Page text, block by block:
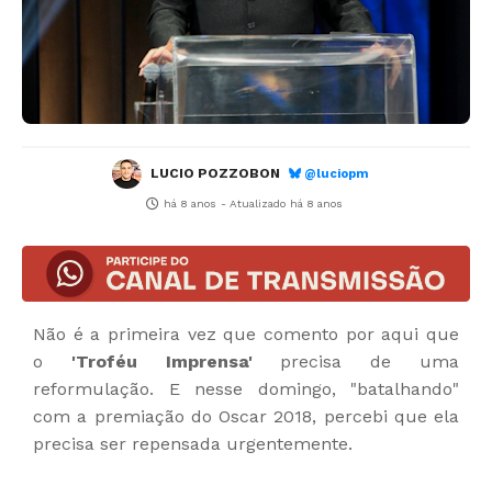
LUCIO POZZOBON @luciopm
há 8 anos - Atualizado há 8 anos
Não é a primeira vez que comento por aqui que
o 'Troféu Imprensa'precisa de uma
reformulação. E nesse domingo, "batalhando"
com a premiação do Oscar 2018, percebi que ela
precisa ser repensada urgentemente.